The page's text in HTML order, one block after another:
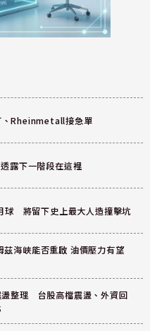
Rheinmetall接急單
露下一階段在這裡
球 將留下史上最大人造撞擊坑
海峽能否重啟 油價壓力有望
盪整理 台股高檔震盪、外資回